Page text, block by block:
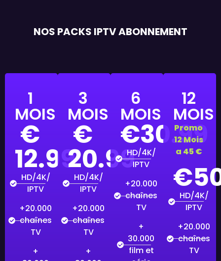
NOS PACKS IPTV ABONNEMENT
1
MOIS
€
12.99
HD/4K/
IPTV
+20.000
chaînes
TV
+
3
MOIS
€
20.99
HD/4K/
IPTV
+20.000
chaînes
TV
+
6
MOIS
€30.99
HD/4K/
IPTV
+20.000
chaînes
TV
+
30.000
film et
12
MOIS
Promo
12 Mois
a 45 €
HD/4K/
IPTV
+20.000
chaînes
TV